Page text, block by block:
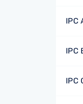
IPC
IPC
IPC